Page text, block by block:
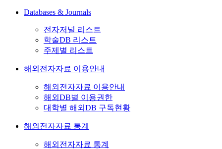
Databases & Journals
전자저널 리스트
학술DB 리스트
주제별 리스트
해외전자자료 이용안내
해외전자자료 이용안내
해외DB별 이용권한
대학별 해외DB 구독현황
해외전자자료 통계
해외전자자료 통계